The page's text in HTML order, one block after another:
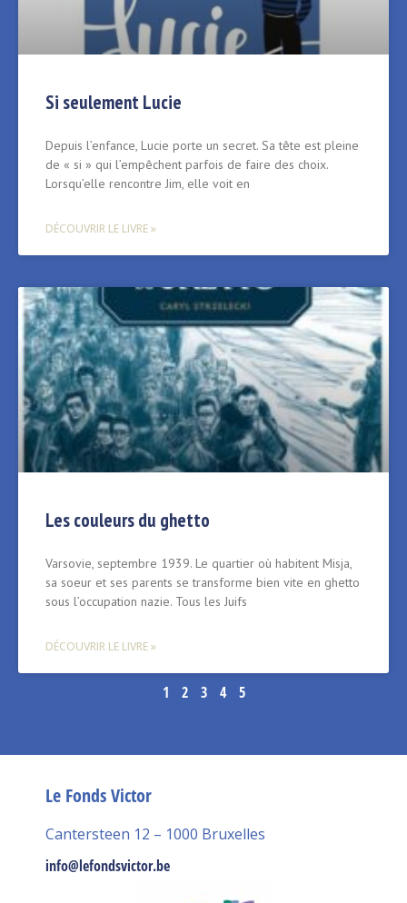
Si seulement Lucie
Depuis l’enfance, Lucie porte un secret. Sa tête est pleine
de « si » qui l’empêchent parfois de faire des choix.
Lorsqu’elle rencontre Jim, elle voit en
DÉCOUVRIR LE LIVRE »
Les couleurs du ghetto
Varsovie, septembre 1939. Le quartier où habitent Misja,
sa soeur et ses parents se transforme bien vite en ghetto
sous l’occupation nazie. Tous les Juifs
DÉCOUVRIR LE LIVRE »
1 2 3 4 5
Le Fonds Victor
Cantersteen 12 – 1000 Bruxelles
info@lefondsvictor.be